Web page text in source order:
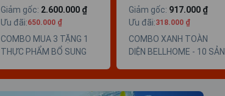
Giảm gốc: 2.600.000 ₫
Ưu đãi:650.000 ₫
COMBO MUA 3 TẶNG 1
THỰC PHẨM BỔ SUNG
MEAL
Giảm gốc: 917.000 ₫
Ưu đãi:318.000 ₫
COMBO XANH TOÀN
DIỆN BELLHOME - 10 SẢN